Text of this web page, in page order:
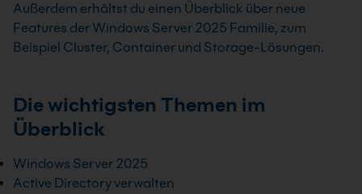
Außerdem erhältst du einen Überblick über neue
Features der Windows Server 2025 Familie, zum
Beispiel Cluster, Container und Storage-Lösungen.
Die wichtigsten Themen im
Überblick
Windows Server 2025
Active Directory verwalten